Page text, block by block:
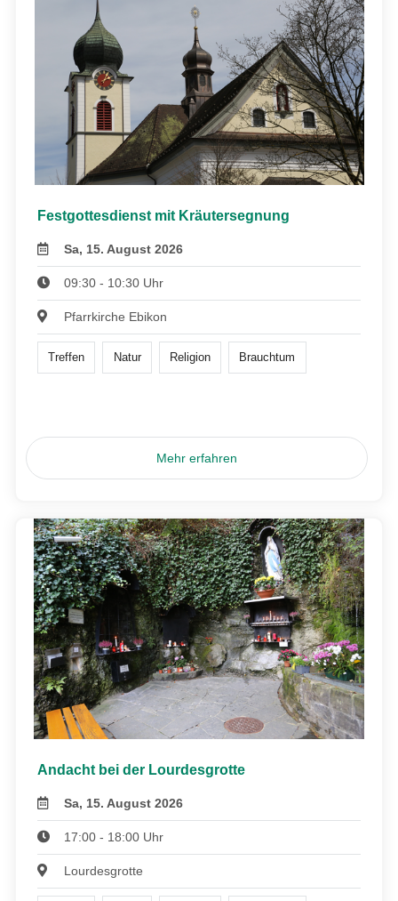
Festgottesdienst mit Kräutersegnung
Sa, 15. August 2026
09:30 - 10:30 Uhr
Pfarrkirche Ebikon
Treffen Natur Religion Brauchtum
Mehr erfahren
Andacht bei der Lourdesgrotte
Sa, 15. August 2026
17:00 - 18:00 Uhr
Lourdesgrotte